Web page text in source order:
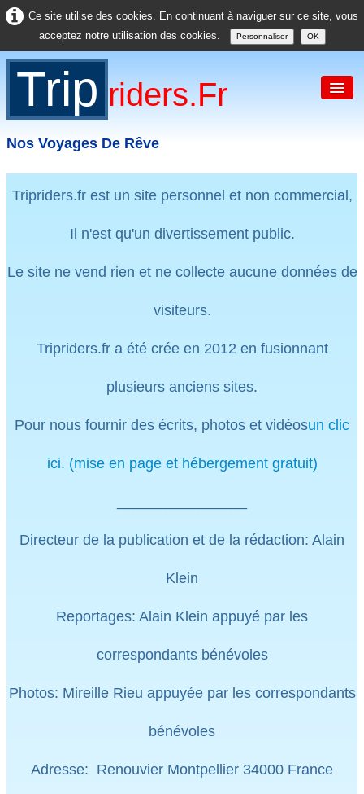
Ce site utilise des cookies. En continuant à naviguer sur ce site, vous
acceptez notre utilisation des cookies.
Personnaliser OK
Trip Riders.fr
Nos Voyages De Rêve
USA
Divers
Tripriders.fr est un site personnel et non commercial,
Il n'est qu'un divertissement public.
Le site ne vend rien et ne collecte aucune données de
visiteurs.
Tripriders.fr a été crée en 2012 en fusionnant
plusieurs anciens sites.
Pour nous fournir des écrits, photos et vidéosun clic
ici. (mise en page et hébergement gratuit)
Directeur de la publication et de la rédaction: Alain
Klein
Reportages: Alain Klein appuyé par les
correspondants bénévoles
Photos: Mireille Rieu appuyée par les correspondants
bénévoles
Adresse: Renouvier Montpellier 34000 France